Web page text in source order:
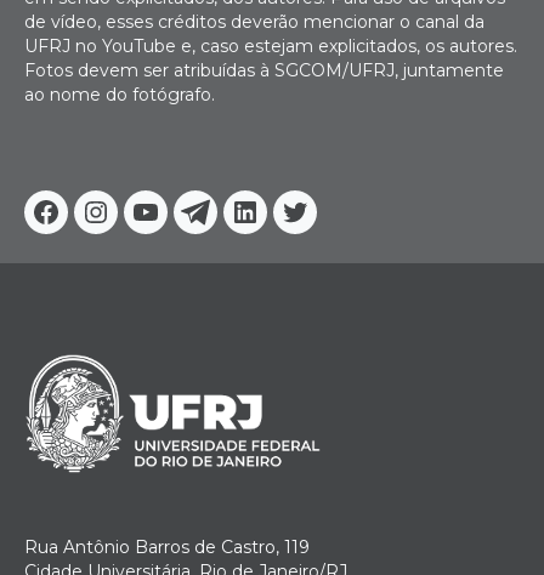
Facebook
Instagram
YoutubeTelegram
Linkedin
Twitter
de vídeo, esses créditos deverão mencionar o canal da
UFRJ no YouTube e, caso estejam explicitados, os autores.
Fotos devem ser atribuídas à SGCOM/UFRJ, juntamente
ao nome do fotógrafo.
Rua Antônio Barros de Castro, 119